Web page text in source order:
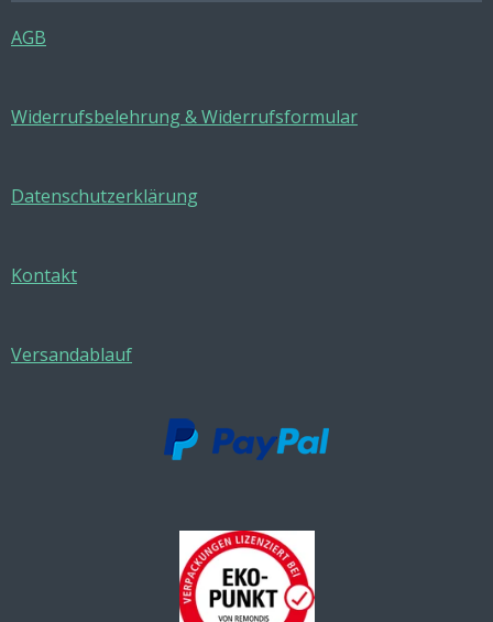
AGB
Widerrufsbelehrung & Widerrufsformular
Datenschutzerklärung
Kontakt
Versandablauf